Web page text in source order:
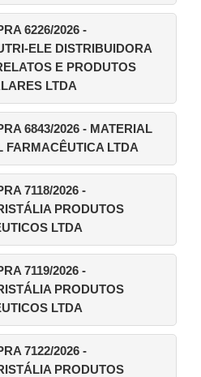
6226/2026 -
ELE DISTRIBUIDORA
E PRODUTOS
LTDA
6843/2026 - MATERIAL
FARMACÊUTICA LTDA
7118/2026 -
PRODUTOS
LTDA
7119/2026 -
PRODUTOS
LTDA
7122/2026 -
PRODUTOS